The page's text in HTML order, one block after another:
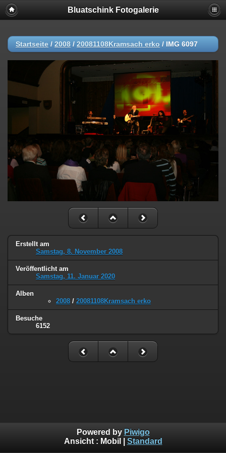
Bluatschink Fotogalerie
Startseite / 2008 / 20081108Kramsach erko / IMG 6097
Erstellt am
Samstag, 8. November 2008
Veröffentlicht am
Samstag, 11. Januar 2020
Alben
2008 / 20081108Kramsach erko
Besuche
6152
Powered by Piwigo
Ansicht : Mobil Standard